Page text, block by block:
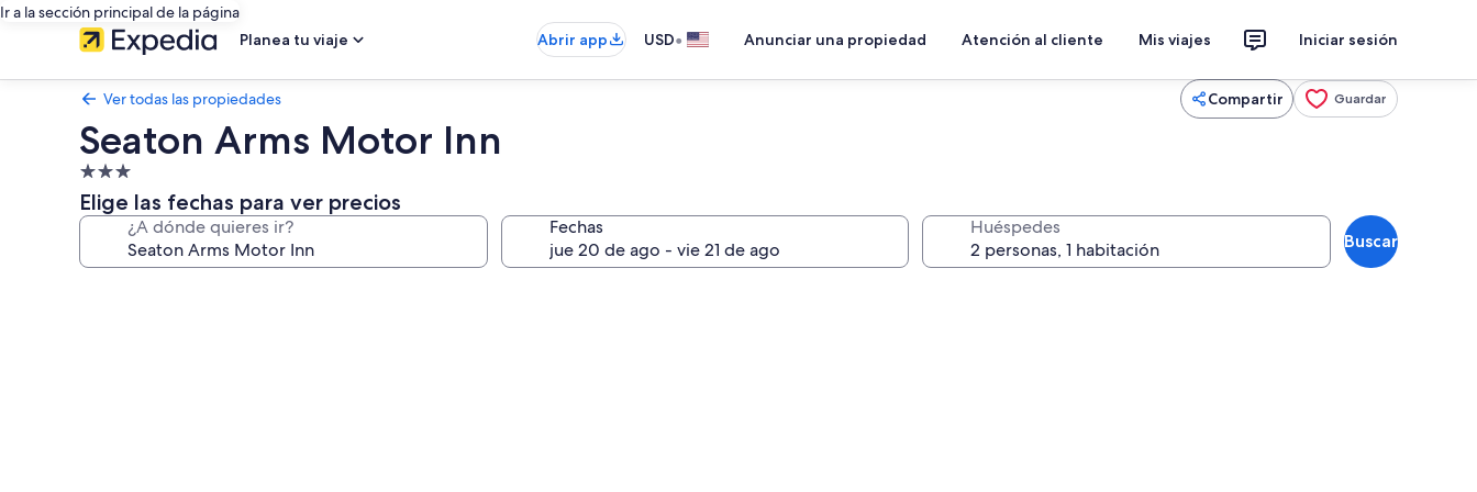
Ir a la sección principal de la página
Planea tu viaje
Abrir app USD• Anunciar una propiedad Atención al cliente Mis viajes Iniciar sesión
Ver todas las propiedades Compartir Guardar
Seaton Arms Motor Inn
Propiedad
de
3.0
estrellas
Elige las fechas para ver precios
¿A dónde quieres ir? Fechas Huéspedes
Buscar